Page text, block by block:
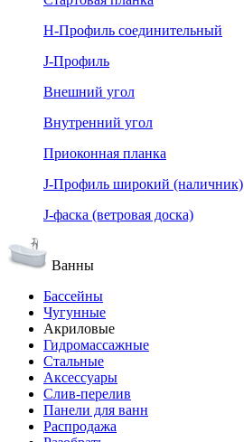
Н-Профиль соединительный
J-Профиль
Внешний угол
Внутренний угол
Приоконная планка
J-Профиль широкий (наличник)
J-фаска (ветровая доска)
Ванны
Бассейны
Чугунные
Акриловые
Гидромассажные
Стальные
Аксессуары
Слив-перелив
Панели для ванн
Распродажа